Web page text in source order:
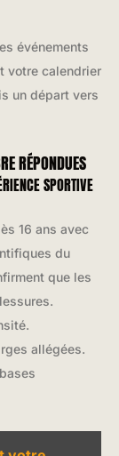
événements
votre calendrier
un départ vers
RÉPONDUES
SPORTIVE
16 ans avec
du
que les
allégées.